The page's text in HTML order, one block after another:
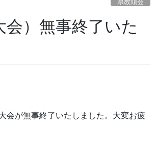
県教頭会
会）無事終了いた
会が無事終了いたしました。大変お疲